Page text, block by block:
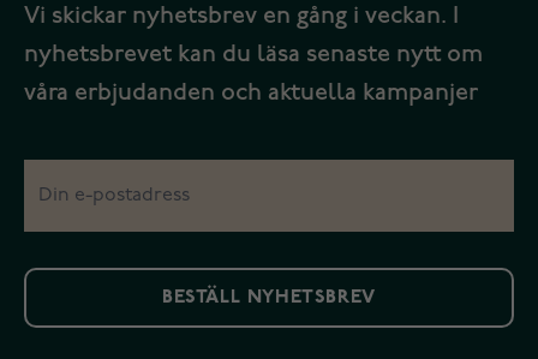
Vi skickar nyhetsbrev en gång i veckan. I
nyhetsbrevet kan du läsa senaste nytt om
våra erbjudanden och aktuella kampanjer
BESTÄLL NYHETSBREV